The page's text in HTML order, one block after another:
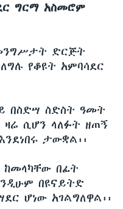
ግርማ አስመሮም
ድርጅት
የቆዩት አምባሳደር
በስድሣ ስድስት ዓመት
ሲሆን ላለፉት ዘጠኝ
ታውቋል፡፡
በፊት
በዩናይትድ
ሆነው አገልግለዋል፡፡